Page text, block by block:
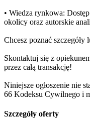
• Wiedza rynkowa:
okolicy oraz autorskie
Chcesz poznać szczegóły
Skontaktuj się z
przez całą transakcję!
Niniejsze ogłoszenie nie
66 Kodeksu Cywilnego i
Szczegóły oferty